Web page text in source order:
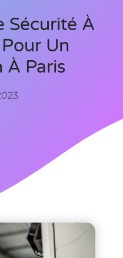
Sécurité À
Un
À Paris